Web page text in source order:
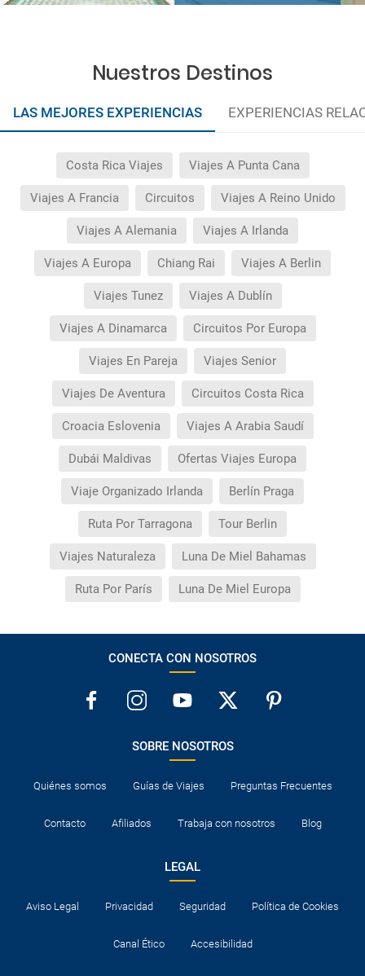
Nuestros Destinos
LAS MEJORES EXPERIENCIAS EXPERIENCIAS
Costa Rica Viajes Viajes A Punta Cana
Viajes A Francia Circuitos Viajes A Reino Unido
Viajes A Alemania Viajes A Irlanda
Viajes A Europa Chiang Rai Viajes A Berlin
Viajes Tunez Viajes A Dublín
Viajes A Dinamarca Circuitos Por Europa
Viajes En Pareja Viajes Senior
Viajes De Aventura Circuitos Costa Rica
Croacia Eslovenia Viajes A Arabia Saudí
Dubái Maldivas Ofertas Viajes Europa
Viaje Organizado Irlanda Berlín Praga
Ruta Por Tarragona Tour Berlin
Viajes Naturaleza Luna De Miel Bahamas
Ruta Por París Luna De Miel Europa
CONECTA CON NOSOTROS
SOBRE NOSOTROS
Quiénes somos Guías de Viajes Preguntas Frecuentes
Contacto Afiliados Trabaja con nosotros Blog
LEGAL
Aviso Legal Privacidad Seguridad Política de Cookies
Canal Ético Accesibilidad